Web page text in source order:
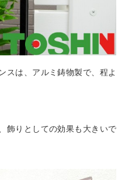
スは、アルミ鋳物製で、程よ
飾りとしての効果も大きいで